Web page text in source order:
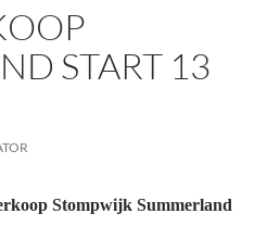
START 13
Stompwijk Summerland